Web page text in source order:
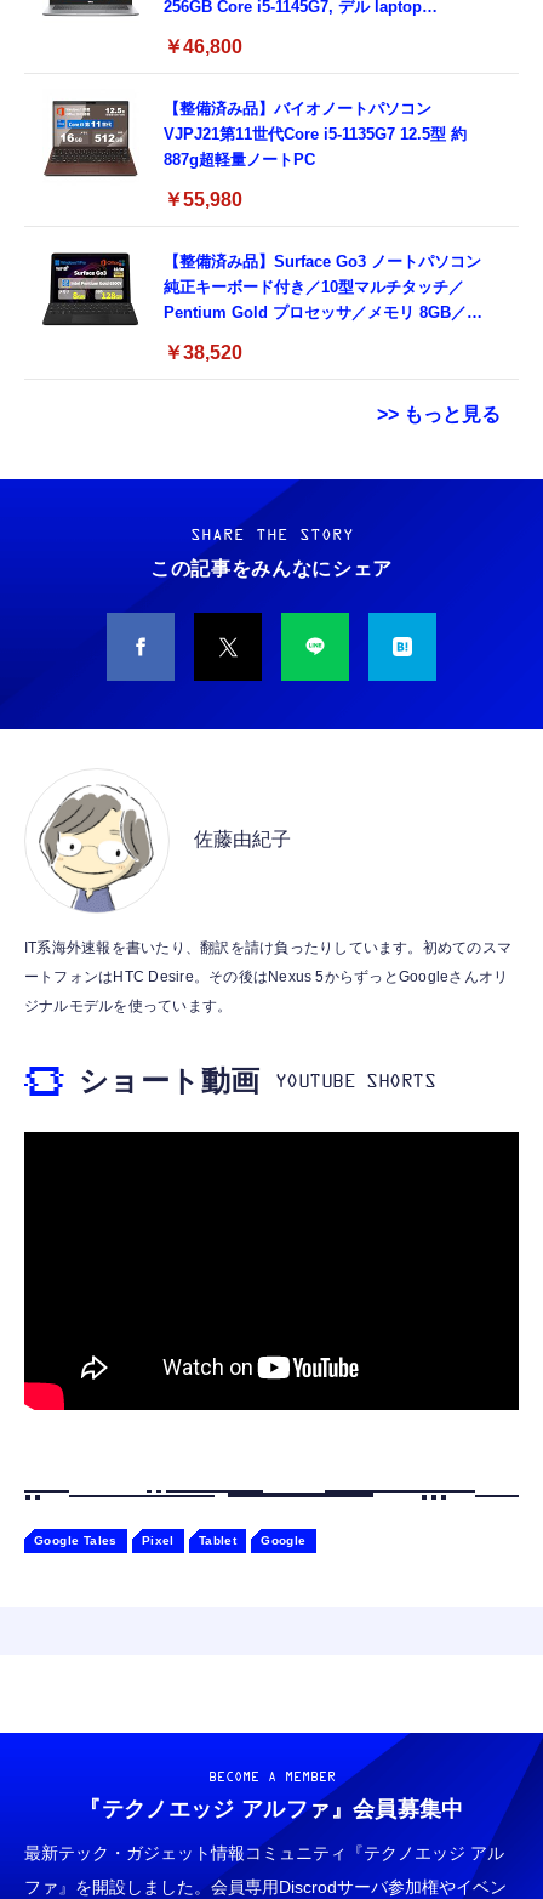
256GB Core i5-1145G7, デル laptop
ド付き (整備済み品)
￥46,800
【整備済み品】バイオノートパソコン
VJPJ21第11世代Core i5-1135G7 12.5型 約
887g超軽量ノートPC
￥55,980
【整備済み品】Surface Go3 ノートパソコン
純正キーボード付き／10型マルチタッチ／
Pentium Gold プロセッサ／メモリ 8GB／
Bluetooth5.0／USB-C／1080p顔認証カメラ
￥38,520
>> もっと見る
Grithope イヤホン タイプC【2026新モデル
耐久性】 有線イヤホン マイク付き HiFi音質
ノイズ低減 重低音 遅延なし
￥949
タイプc 寝ホンイヤホン 寝ホン type-c 有線
睡眠用イヤホン 【音質強化バージョン
￥2,199
MFi認証 【ハイレゾ音質】 内蔵DAC 遅延な
し 48ビット/96KHz 音量調節対応
【HIFI音質】iphone イヤホンジャック ライ
トニング イヤホン 変換 MFI認証 4極 内蔵
寝ホン 睡眠用イヤホン 寝ながら 痛くない 超
霊界コミュニケーションロボット BAKETAN
WARASHI ばけたん ワラシ 改 KAI
￥5,400
M10SR AIペット（コミュニケーションロボッ
ト）
ット）
霊界コミュニケーションロボット BAKETAN
￥5,400
【ペットロボット 】lopeto AI robot チャー
ジングベース付き ロペット 充電ベース付き
SHARE THE STORY
この記事をみんなにシェア
佐藤由紀子
IT系海外速報を書いたり、翻訳を請け負ったりしています。初めてのスマ
ートフォンはHTC Desire。その後はNexus 5からずっとGoogleさんオリ
ジナルモデルを使っています。
ショート動画
Google Tales Pixel Tablet Google
BECOME A MEMBER
『テクノエッジ アルファ』 会員募集中
最新テック・ガジェット情報コミュニティ『テクノエッジ アル
ファ』を開設しました。会員専用Discrodサーバ参加権やイベン